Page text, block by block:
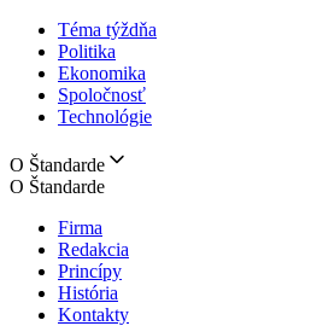
Téma týždňa
Politika
Ekonomika
Spoločnosť
Technológie
O Štandarde
O Štandarde
Firma
Redakcia
Princípy
História
Kontakty